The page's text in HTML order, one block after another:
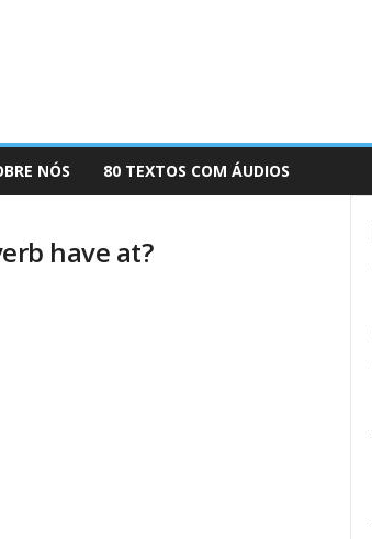
NÓS 80 TEXTOS COM ÁUDIOS
have at?